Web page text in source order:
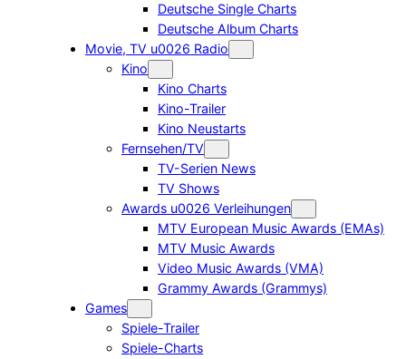
Deutsche Single Charts
Deutsche Album Charts
Movie, TV u0026 Radio
Kino
Kino Charts
Kino-Trailer
Kino Neustarts
Fernsehen/TV
TV-Serien News
TV Shows
Awards u0026 Verleihungen
MTV European Music Awards (EMAs)
MTV Music Awards
Video Music Awards (VMA)
Grammy Awards (Grammys)
Games
Spiele-Trailer
Spiele-Charts